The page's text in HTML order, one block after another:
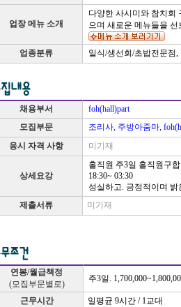
업장 메뉴 소개
다양한 사시미와 참치회
으며 새로운 메뉴들을
업종분류 일식/생선회/초밥전문점
채용부서
foh(hall)part
모집부문
조리사, 주방아줌마,
응시 자격 사항
미기재
상세요강
홀직원 주3일 홀직원구
18:30~ 03:30
성실하고. 긍정적이며
제출서류
미기재
연봉/월급책정
(모집부문별로)
주3일.
근무시간
일평균 9시간 / 1교대